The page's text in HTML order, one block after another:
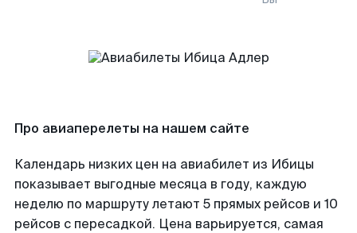
Про авиаперелеты на нашем сайте
Календарь низких цен на авиабилет из Ибицы
показывает выгодные месяца в году, каждую
неделю по маршруту летают 5 прямых рейсов и 10
рейсов с пересадкой. Цена варьируется, самая